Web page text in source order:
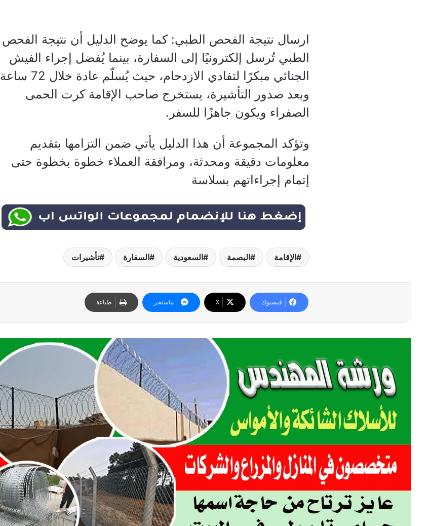
ارسال نتيجة الفحص الطبي: كما يوضح الدليل أن نتيجة الفحص
الطبي تُرسل إلكترونيًا إلى السفارة، بينما يُفضل إجراء الفيش
الجنائي مبكرًا لتفادي الازدحام، حيث يُسلّم عادة خلال 72 ساعة
وبعد صدور التأشيرة، يستخرج صاحب الإقامة كرت الحمى
الصفراء ويكون جاهزًا للسفر.
وتؤكد المجموعة أن هذا الدليل يأتي ضمن التزامها بتقديم
معلومات دقيقة ومحدثة، ومرافقة العملاء خطوة بخطوة حتى
إتمام إجراءاتهم بسلاسة
الإقامة البصمة السعودية السفارة تأشيرات
فيسبوك ‫X ماسنجر طباعة